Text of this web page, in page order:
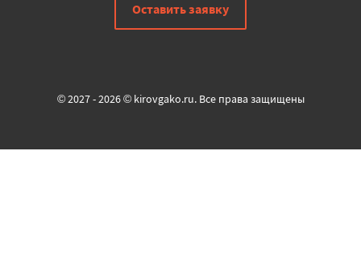
Оставить заявку
© 2027 - 2026 © kirovgako.ru. Все права защищены